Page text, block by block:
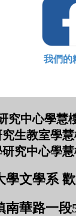
我們
究中心學慧
生教室學
究中心學
學文學系
南華路一段